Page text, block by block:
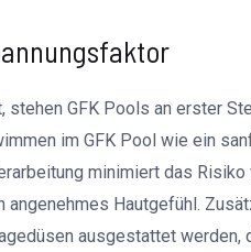
stehen GFK Pools an erster
im GFK Pool wie ein
minimiert das Risiko
angenehmes Hautgefühl.
ausgestattet werden,